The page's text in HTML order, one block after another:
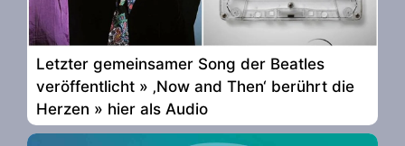
Letzter gemeinsamer Song der Beatles
veröffentlicht » ‚Now and Then‘ berührt die
Herzen » hier als Audio